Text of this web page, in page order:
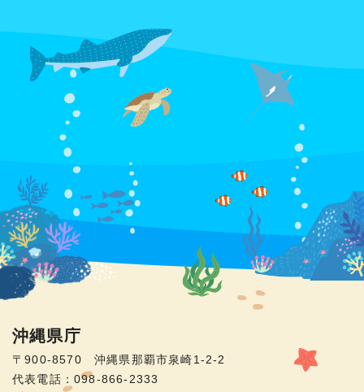
沖縄県庁
〒900-8570 沖縄県那覇市泉崎1-2-2
代表電話：098-866-2333